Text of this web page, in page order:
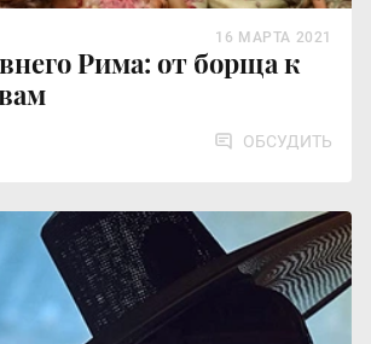
Рима: от борща к
16 МАРТА 2021
ОБСУДИТЬ